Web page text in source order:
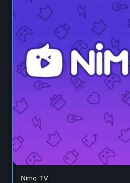
Nimo TV